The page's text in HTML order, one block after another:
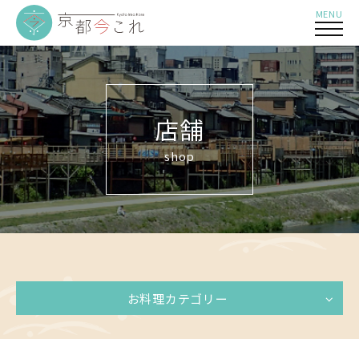
MENU
店舗
shop
お料理カテゴリー